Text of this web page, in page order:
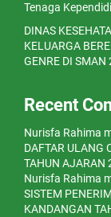
Tenaga
DINAS
KELUARGA
GENRE DI SMAN
Recent
Nurisfa Rahima
DAFTAR ULANG
TAHUN
Nurisfa Rahima
SISTEM
KANDANGAN